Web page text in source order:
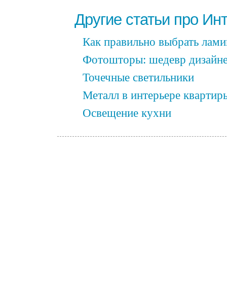
Другие статьи про
Как правильно выбрать
Фотошторы: шедевр
Точечные светильники
Металл в интерьере
Освещение кухни